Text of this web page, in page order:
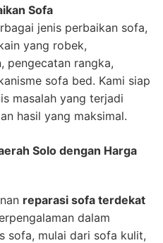
Sofa
jenis perbaikan sofa,
yang robek,
pengecatan rangka,
sofa bed. Kami siap
masalah yang terjadi
hasil yang maksimal.
Solo dengan Harga
reparasi sofa terdekat
dalam
sofa, mulai dari sofa kulit,